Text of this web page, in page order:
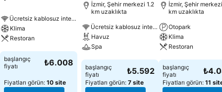
Ücretsiz kablosuz internet
Klima
Restoran
Fiyatları görün
başlangıç
fiyatı
₺6.008
Fiyatları görün: 10 site
İzmir, Şehir merkezi 1.2
km uzaklıkta
Ücretsiz kablosuz internet
Havuz
Spa
Fiyatları görün
başlangıç
fiyatı
₺5.592
Fiyatları görün: 7 site
İzmir, Şehir
km uzaklıkta
Otopark
Klima
Restoran
Fiyatları görün
başlangıç
fiyatı
Fiyatları görün: 11